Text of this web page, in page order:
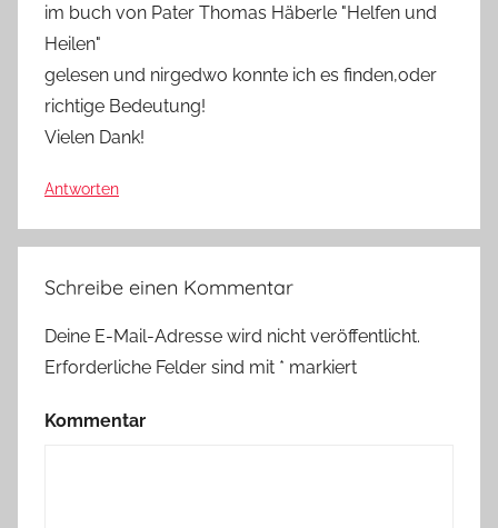
im buch von Pater Thomas Häberle "Helfen und
Heilen"
gelesen und nirgedwo konnte ich es finden,oder
richtige Bedeutung!
Vielen Dank!
Antworten
Schreibe einen Kommentar
Deine E-Mail-Adresse wird nicht veröffentlicht.
Erforderliche Felder sind mit * markiert
Kommentar